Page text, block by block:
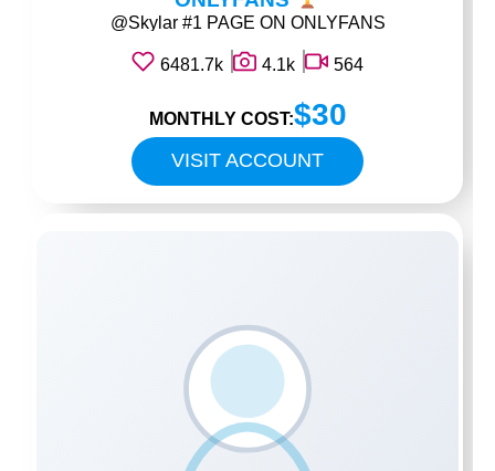
@Skylar #1 PAGE ON ONLYFANS
6481.7k 4.1k 564
VISIT ACCOUNT
MONTHLY COST:$30